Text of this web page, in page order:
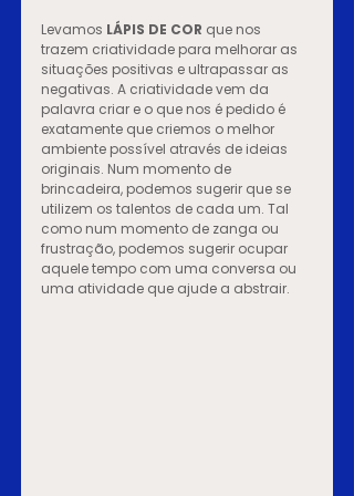
Levamos LÁPIS DE COR que nos
trazem criatividade para melhorar as
situações positivas e ultrapassar as
negativas. A criatividade vem da
palavra criar e o que nos é pedido é
exatamente que criemos o melhor
ambiente possível através de ideias
originais. Num momento de
brincadeira, podemos sugerir que se
utilizem os talentos de cada um. Tal
como num momento de zanga ou
frustração, podemos sugerir ocupar
aquele tempo com uma conversa ou
uma atividade que ajude a abstrair.